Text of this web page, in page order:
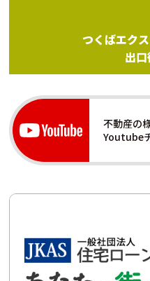
つくばエク
出
不動産の
Youtube